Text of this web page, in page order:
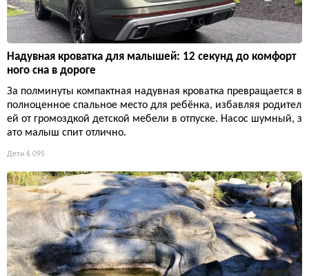
Надувная кроватка для малышей: 12 секунд до комфорт
ного сна в дороге
За полминуты компактная надувная кроватка превращается в
полноценное спальное место для ребёнка, избавляя родител
ей от громоздкой детской мебели в отпуске. Насос шумный, з
ато малыш спит отлично.
Дети 6 095